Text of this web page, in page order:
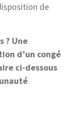
de
? Une
d’un congé
ci-dessous